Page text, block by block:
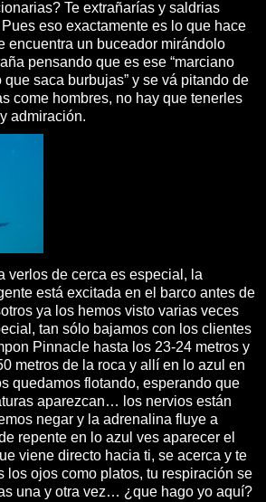
Te extrañarías y saldrias
eso exactamente es lo que hace
encuentra un buceador mirándolo
pensando que es ese “marciano
saca burbujas” y se vá pitando de
come hombres, no hay que tenerles
admiración.
verlos de cerca es especial, la
está excitada en el barco antes de
ya los hemos visto varias veces
tan sólo bajamos con los clientes
Pinnacle hasta los 23-24 metros y
metros de la roca y allí en lo azul en
quedamos flotando, esperando que
aparezcan… los nervios están
negar y la adrenalina fluye a
repente en lo azul ves aparecer el
viene directo hacia ti, se acerca y te
los ojos como platos, tu respiración se
una y otra vez… ¿que hago yo aquí?